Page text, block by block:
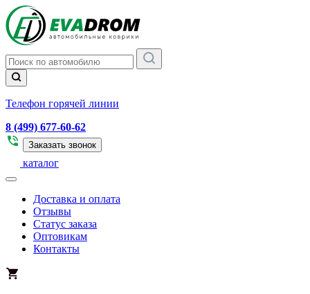
Телефон горячей линии
8 (499) 677-60-62
Заказать звонок
каталог
Доставка и оплата
Отзывы
Статус заказа
Оптовикам
Контакты